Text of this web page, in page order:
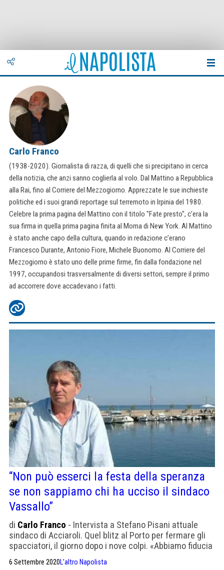
Carlo Franco
(1938-2020). Giornalista di razza, di quelli che si precipitano in cerca
della notizia, che anzi sanno coglierla al volo. Dal Mattino a Repubblica
alla Rai, fino al Corriere del Mezzogiorno. Apprezzate le sue inchieste
politiche ed i suoi grandi reportage sul terremoto in Irpinia del 1980.
Celebre la prima pagina del Mattino con il titolo "Fate presto", c'era la
sua firma in quella prima pagina finita al Moma di New York. Al Mattino
è stato anche capo della cultura, quando in redazione c’erano
Francesco Durante, Antonio Fiore, Michele Buonomo. Al Corriere del
Mezzogiorno è stato uno delle prime firme, fin dalla fondazione nel
1997, occupandosi trasversalmente di diversi settori, sempre il primo
ad accorrere dove accadevano i fatti.
“Non può esserci la festa della speranza
se non sappiamo chi ha ucciso il sindaco
Vassallo”
di Carlo Franco - Intervista a Stefano Pisani attuale
sindaco di Acciaroli. Quel blitz al Porto per fermare gli
spacciatori, il giorno dopo i nove colpi. «Abbiamo fiducia
6 Settembre 2020L’altro Napolista